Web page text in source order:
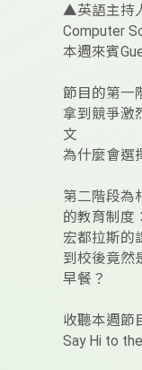
▲英語主持
Computer
本週來賓
節目的第一
拿到競爭激
文
為什麼會選
第二階段為
的教育制度：
宏都拉斯的
到校後竟然
早餐？
收聽本週節
Say Hi to